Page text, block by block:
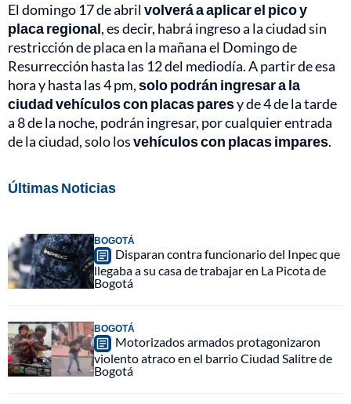
El domingo 17 de abrilvolverá a aplicar el pico y
placa regional, es decir, habrá ingreso a la ciudad sin
restricción de placa en la mañana el Domingo de
Resurrección hasta las 12 del mediodía. A partir de esa
hora y hasta las 4 pm,solo podrán ingresar a la
ciudad vehículos con placas paresy de 4 de la tarde
a 8 de la noche, podrán ingresar, por cualquier entrada
de la ciudad, solo losvehículos con placas impares.
Últimas Noticias
BOGOTÁ
Disparan contra funcionario del Inpec que
llegaba a su casa de trabajar en La Picota de
Bogotá
BOGOTÁ
Motorizados armados protagonizaron
violento atraco en el barrio Ciudad Salitre de
Bogotá